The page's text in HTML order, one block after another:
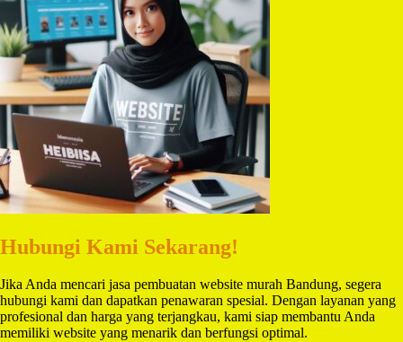
Hubungi Kami Sekarang!
Jika Anda mencari jasa pembuatan website murah Bandung, segera
hubungi kami dan dapatkan penawaran spesial. Dengan layanan yang
profesional dan harga yang terjangkau, kami siap membantu Anda
memiliki website yang menarik dan berfungsi optimal.